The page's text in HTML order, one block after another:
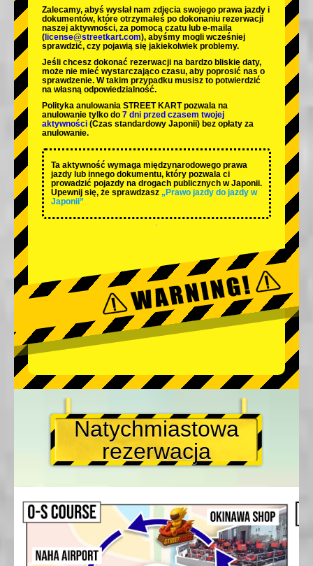
Zalecamy, abyś wysłał nam zdjęcia swojego prawa jazdy i
dokumentów, które otrzymałeś po dokonaniu rezerwacji
naszej aktywności, za pomocą czatu lub e-maila
( license@streetkart.com), abyśmy mogli wcześniej
sprawdzić, czy pojawią się jakiekolwiek problemy.
Jeśli chcesz dokonać rezerwacji na bardzo bliskie daty,
może nie mieć wystarczająco czasu, aby poprosić nas o
sprawdzenie. W takim przypadku musisz to potwierdzić
na własną odpowiedzialność.
Polityka anulowania STREET KART pozwala na
anulowanie tylko do 7 dni przed czasem twojej
aktywności (Czas standardowy Japonii) bez opłaty za
anulowanie.
Ta aktywność wymaga międzynarodowego prawa
jazdy lub innego dokumentu, który pozwala ci
prowadzić pojazdy na drogach publicznych w Japonii.
Upewnij się, że sprawdzasz „Prawo jazdy do jazdy w
Japonii”
Natychmiastowa
rezerwacja